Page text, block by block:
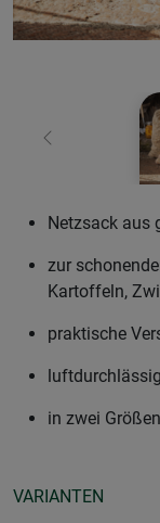
Zurück
Netzsack aus
zur
Kartoffeln,
praktische
in zwei
VARIANTEN